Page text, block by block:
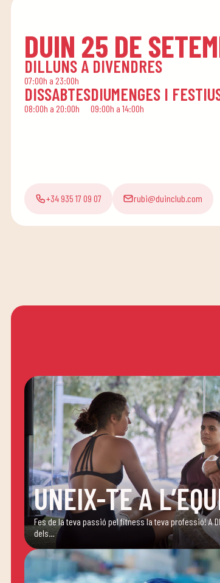
DUIN 25 DE
DILLUNS A DIVENDRES
07:00h a 23:00h
DISSABTES
08:00h a 20:00h
DIUMENGES I
09:00h a 14:00h
+34 935 17 09 07 rubi@duinclub.com
UNEIX-TE A
Fes de la teva passió pel fitness la teva professió! A
dels…